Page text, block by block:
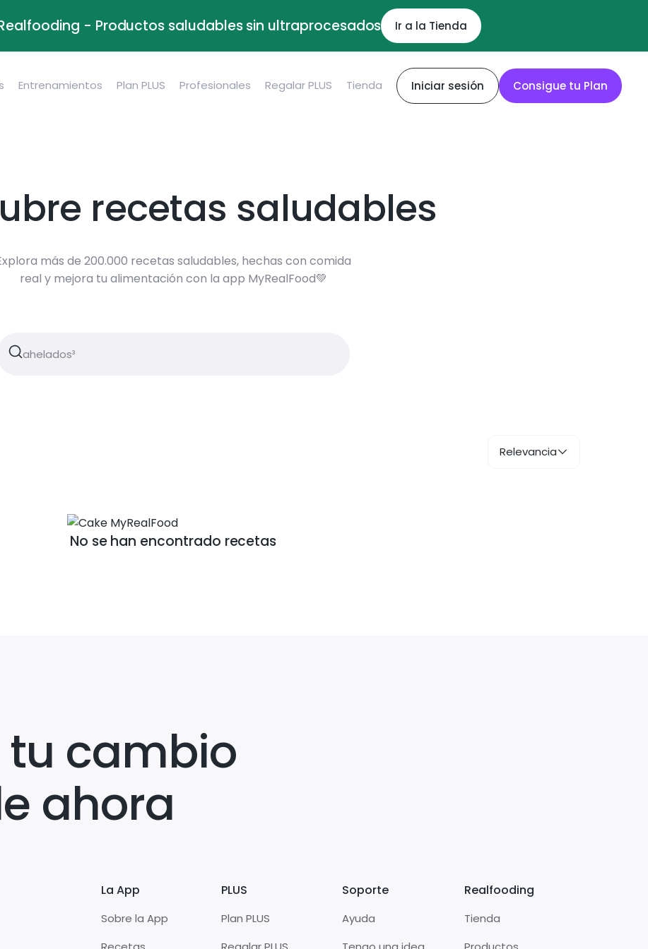
- Productos saludables sin ultraprocesados Ir a la Tienda
Entrenamientos Plan PLUS Profesionales Regalar PLUS Tienda Iniciar sesión Consigue tu Plan
recetas saludables
más de 200.000 recetas saludables, hechas con comida
real y mejora tu alimentación con la app MyRealFood💚
Relevancia
No se han encontrado recetas
tu cambio
ahora
La App
Sobre la App
PLUS
Plan PLUS
Soporte
Ayuda
Realfooding
Tienda